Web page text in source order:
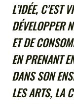
L’IDÉE, C’EST
DÉVELOPPER
ET DE
EN PRENANT
DANS SON
LES ARTS, LA